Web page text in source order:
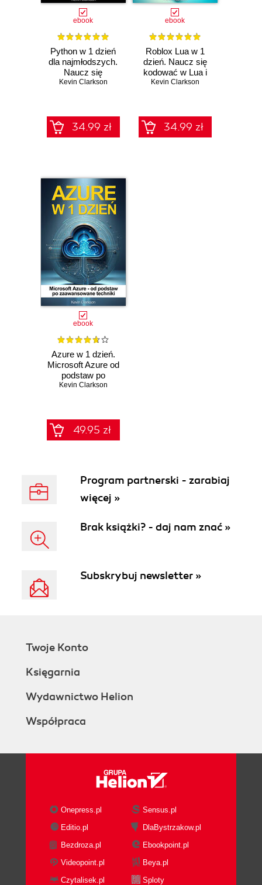
ebook
Python w 1 dzień
dla najmłodszych.
Naucz się
kodowania w
Kevin Clarkson
34.99 zł
ebook
Roblox Lua w 1
dzień. Naucz się
kodować w Lua i
pisać własne gry
Kevin Clarkson
34.99 zł
ebook
Azure w 1 dzień.
Microsoft Azure od
podstaw po
zaawansowane
Kevin Clarkson
49.95 zł
Program partnerski - zarabiaj
więcej »
Brak książki? - daj nam znać »
Subskrybuj newsletter »
Twoje Konto
Księgarnia
Wydawnictwo Helion
Współpraca
Onepress.pl
Sensus.pl
Editio.pl
DlaBystrzakow.pl
Bezdroza.pl
Ebookpoint.pl
Videopoint.pl
Beya.pl
Czytalisek.pl
Sploty